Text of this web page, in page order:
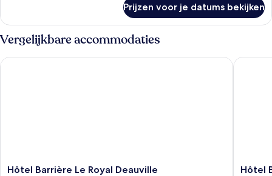
Prijzen voor je datums bekijken
Vergelijkbare accommodaties
Hôtel
Hôtel Barrière Le Royal Deauville
Hôtel Barrière Le Royal Deauville
Hôtel
Hôtel
Hôtel